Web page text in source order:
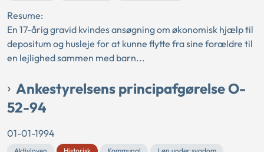
Resume:
En 17-årig gravid kvindes ansøgning om økonomisk hjælp til
depositum og husleje for at kunne flytte fra sine forældre til
en lejlighed sammen med barn...
Ankestyrelsens principafgørelse O-
52-94
01-01-1994